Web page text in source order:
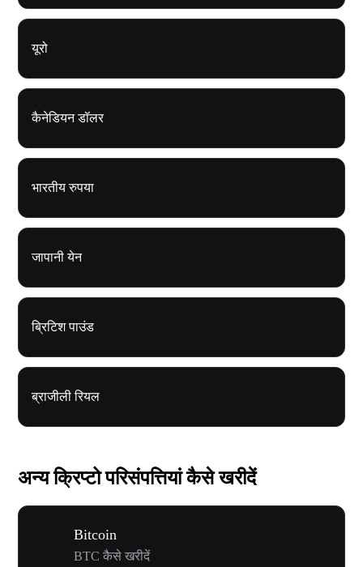
यूरो
कैनेडियन डॉलर
भारतीय रुपया
जापानी येन
ब्रिटिश पाउंड
ब्राजीली रियल
अन्य क्रिप्टो परिसंपत्तियां कैसे खरीदें
Bitcoin
BTC कैसे खरीदें